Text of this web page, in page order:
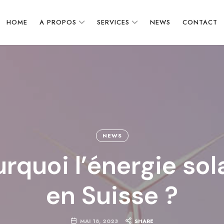
HOME A PROPOS SERVICES NEWS CONTACT
NEWS
l’énergie
en Suisse ?
MAI 18, 2023 SHARE